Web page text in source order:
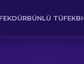
DÜRBÜNLÜ TÜFEK